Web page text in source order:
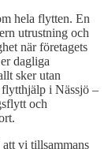
hela flytten. En
utrustning och
när företagets
dagliga
sker utan
flytthjälp i Nässjö –
och
vi tillsammans